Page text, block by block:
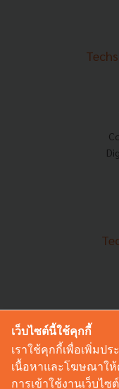
เว็บไซต์นี้ใช้คุกกี้
เราใช้คุกกี้เพื่อเพิ่มป
เนื้อหาและโฆษณาให้
การเข้าใช้งานเว็บไ